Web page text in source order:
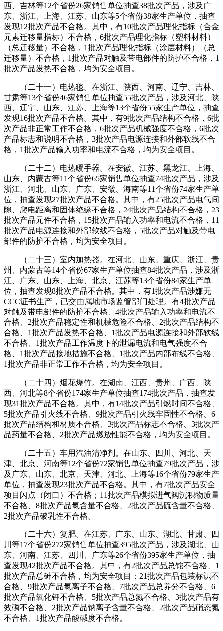
西、吉林等12个省份26家销售单位抽查38批次产品，涉及广
东、浙江、上海、江苏、山东等5个省份38家生产单位，抽查
发现12批次产品不合格。其中，有10批次产品理化指标（合金
元素迁移量指标）不合格，6批次产品理化指标（塑料材料）
（总迁移量）不合格，1批次产品理化指标（涂层材料）（总
迁移量）不合格，1批次产品对触及带电部件的防护不合格，1
批次产品发热不合格，均为安全项目。
（二十一）电热毯。在浙江、陕西、河南、辽宁、吉林、
甘肃等13个省份46家销售单位抽查55批次产品，涉及河北、陕
西、辽宁、山东、江苏、上海等13个省份55家生产单位，抽查
发现16批次产品不合格。其中，有9批次产品结构不合格，6批
次产品非正常工作不合格，6批次产品机械强度不合格，6批次
产品标志和说明不合格，3批次产品电源连接和外部软线不合
格，1批次产品输入功率和电流不合格，均为安全项目。
（二十二）电热暖手器。在安徽、江苏、黑龙江、上海、
山东、内蒙古等11个省份65家销售单位抽查74批次产品，涉及
浙江、河北、山东、广东、安徽、海南等11个省份74家生产单
位，抽查发现27批次产品不合格。其中，有25批次产品电气间
隙、爬电距离和固体绝缘不合格，24批次产品结构不合格，23
批次产品元件不合格，15批次产品输入功率和电流不合格，11
批次产品电源连接和外部软线不合格，5批次产品对触及带电
部件的防护不合格，均为安全项目。
（二十三）室内加热器。在河北、山东、重庆、浙江、贵
州、内蒙古等14个省份67家生产单位抽查84批次产品，涉及浙
江、广东、山东、上海、北京、江苏等13个省份84家生产单
位，抽查发现8批次产品不合格。其中，有1批次产品涉嫌无
CCC证书生产，已交由属地市场监管部门处理。有4批次产品
对触及带电部件的防护不合格、4批次产品输入功率和电流不
合格、2批次产品稳定性和机械危险不合格、2批次产品结构不
合格、1批次产品发热不合格、1批次产品电源连接和外部软线
不合格、1批次产品工作温度下的泄漏电流和电气强度不合
格、1批次产品接地措施不合格、1批次产品内部布线不合格、
1批次产品非正常工作不合格，均为安全项目。
（二十四）烟花爆竹。在湖南、江西、贵州、广西、陕
西、河北等8个省份174家生产单位抽查174批次产品，抽查发
现31批次产品不合格。其中，有14批次产品引燃时间不合格、
5批次产品引火线不合格、9批次产品引火线牢固性不合格、6
批次产品结构和材质不合格、3批次产品标志不合格、3批次产
品药量不合格、2批次产品燃放性能不合格，均为安全项目。
（二十五）车用汽油清净剂。在山东、四川、河北、天
津、北京、河南等12个省份72家销售单位抽查79批次产品，涉
及广东、山东、北京、天津、河北、上海等16个省份79家生产
单位，抽查发现23批次产品不合格。其中，有7批次产品安全
项目闪点（闭口）不合格；11批次产品模拟进气阀沉积物质量
不合格、8批次产品氯含量不合格、2批次产品硫含量不合格、
2批次产品破乳性不合格。
（二十六）复肥。在江苏、广东、山东、湖北、甘肃、四
川等17个省份272家销售单位抽查395批次产品，涉及湖北、山
东、河南、江苏、四川、广东等26个省份395家生产单位，抽
查发现42批次产品不合格。其中，有2批次产品总铊不合格、1
批次产品总砷不合格，均为安全项目；21批次产品包装标识不
合格、9批次产品氯离子不合格、7批次产品总养分不合格、6
批次产品氧化钾不合格、5批次产品总氮不合格、3批次产品有
效磷不合格、2批次产品钠离子含量不合格、2批次产品硝态氮
不合格、1批次产品酸碱度不合格。